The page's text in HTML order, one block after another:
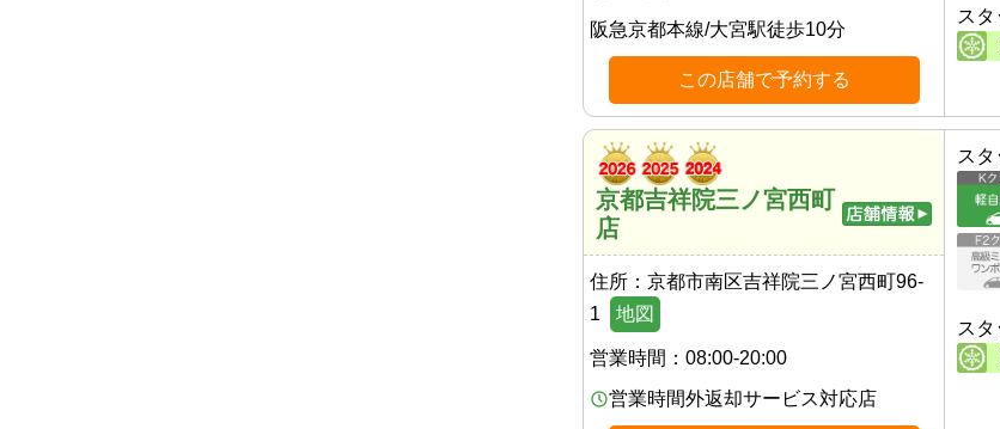
阪急京都本線/大宮駅徒歩10分
この店舗で予約する
ス
京都吉祥院三ノ宮西町
店
住所： 京都市南区吉祥院三ノ宮西町96-
1
地図
営業時間： 08:00-20:00
営業時間外返却サービス対応店
ス
ス